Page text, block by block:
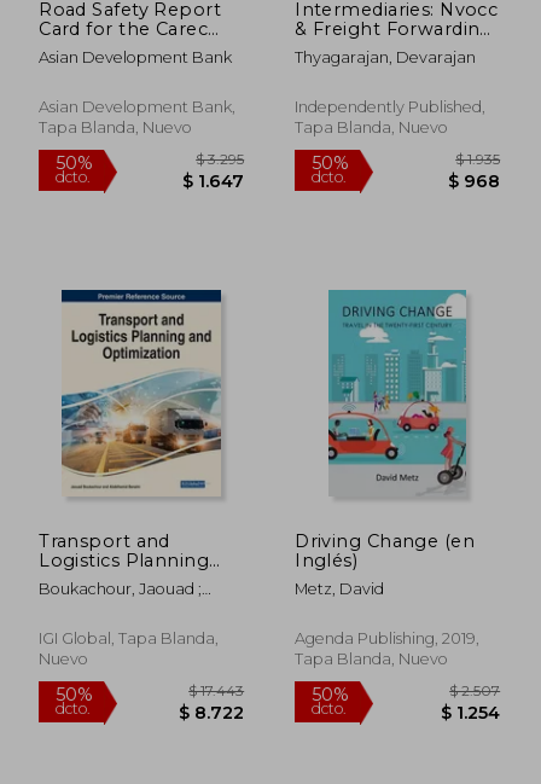
50%
dcto.
50%
dcto.
Road Safety Report
Card for the Carec
Region de Asian
Development
Development Bank)
(en Inglés)
Asian Development Bank
Asian Development Bank,
Tapa Blanda, Nuevo
Intermediaries: Nvocc
& Freight Forwarding
(en Inglés)
Thyagarajan, Devarajan
Independently Published,
Tapa Blanda, Nuevo
Transport and
Logistics Planning
and Optimization (en
Inglés)
Boukachour, Jaouad ;
IGI Global, Tapa Blanda,
Nuevo
Driving Change (en
Inglés)
Metz, David
Agenda Publishing, 2019,
Tapa Blanda, Nuevo